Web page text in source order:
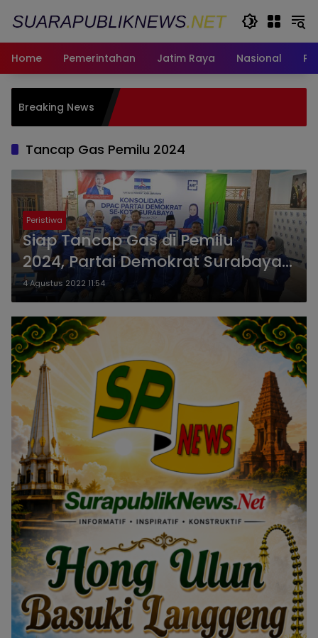
Home
Pemerintahan Jatim Raya Nasional
Breaking News
Tancap Gas Pemilu 2024
Peristiwa
Siap Tancap Gas di Pemilu
2024, Partai Demokrat Surabaya
Gelar Konsolidasi Seluruh DPAC
4 Agustus 2022 11:54